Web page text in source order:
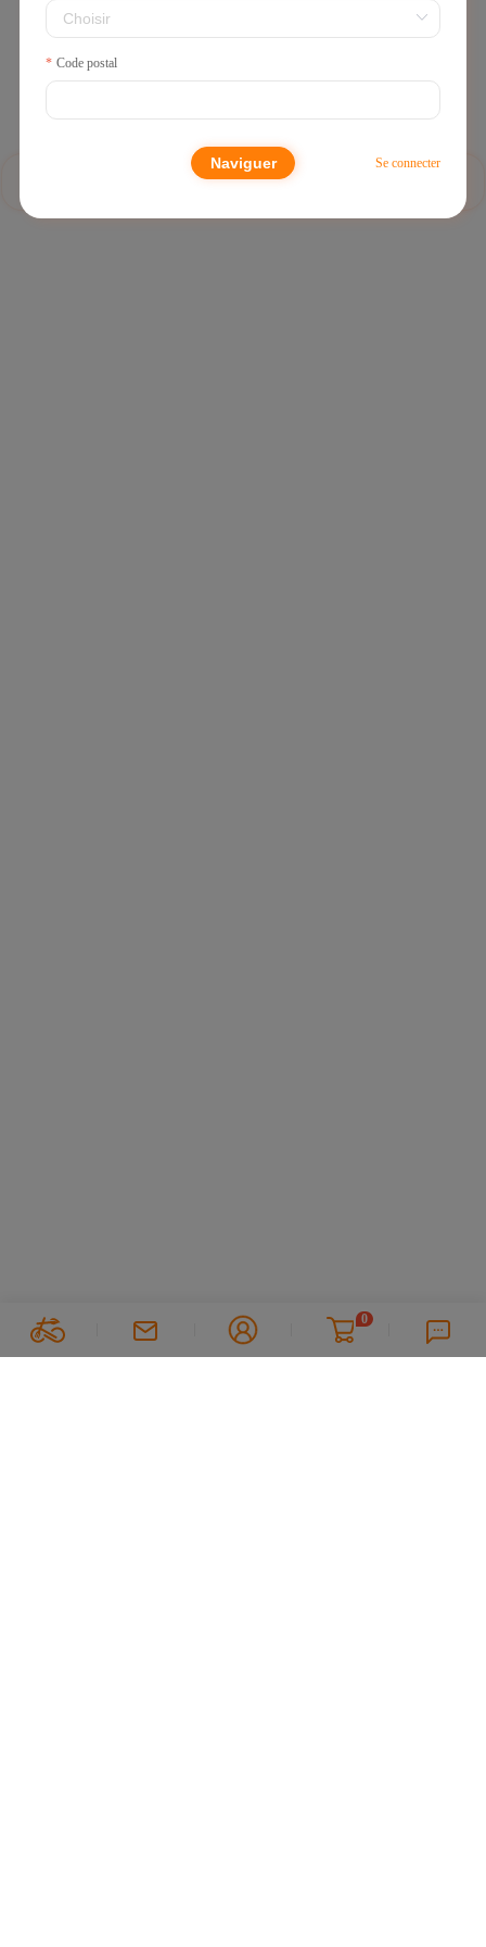
l'huile pimentée
€0,00
Recette de Potée de Crabe
Suivez nous
0
Code postal
Naviguer Se connecter